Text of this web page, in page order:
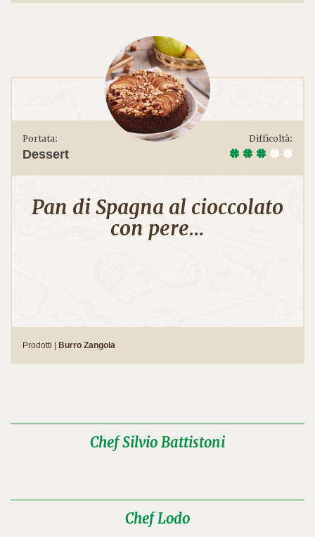
Portata:
Dessert
Difficoltà:
Pan di Spagna al cioccolato
con pere…
Prodotti | Burro Zangola
Chef Silvio Battistoni
Chef Lodo